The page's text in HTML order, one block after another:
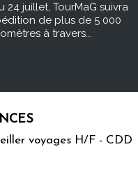
24 juillet, TourMaG suivra
de plus de 5 000
à travers...
voyages H/F - CDD